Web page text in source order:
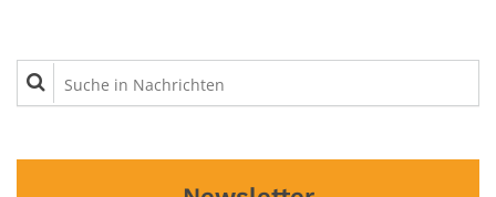
Suche in Nachrichten